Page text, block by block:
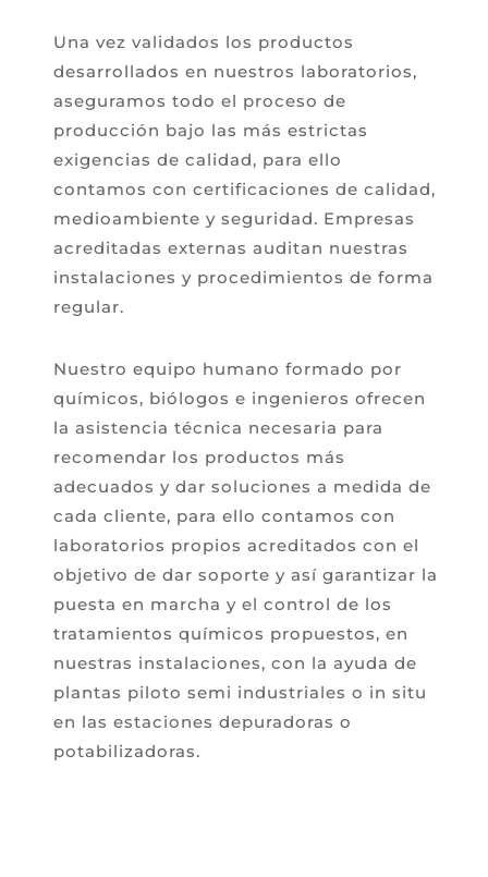
Una vez validados los productos
desarrollados en nuestros laboratorios,
aseguramos todo el proceso de
producción bajo las más estrictas
exigencias de calidad, para ello
contamos con certificaciones de calidad,
medioambiente y seguridad. Empresas
acreditadas externas auditan nuestras
instalaciones y procedimientos de forma
regular.
Nuestro equipo humano formado por
químicos, biólogos e ingenieros ofrecen
la asistencia técnica necesaria para
recomendar los productos más
adecuados y dar soluciones a medida de
cada cliente, para ello contamos con
laboratorios propios acreditados con el
objetivo de dar soporte y así garantizar la
puesta en marcha y el control de los
tratamientos químicos propuestos, en
nuestras instalaciones, con la ayuda de
plantas piloto semi industriales o in situ
en las estaciones depuradoras o
potabilizadoras.